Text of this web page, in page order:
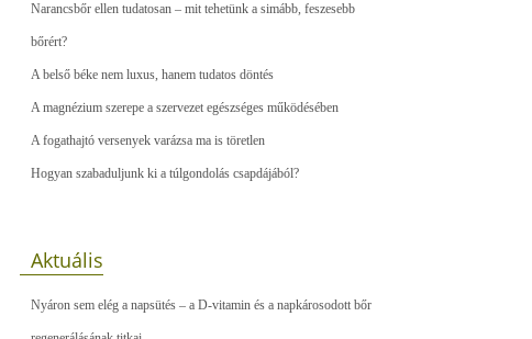
Narancsbőr ellen tudatosan – mit tehetünk a simább, feszesebb
bőrért?
A belső béke nem luxus, hanem tudatos döntés
A magnézium szerepe a szervezet egészséges működésében
A fogathajtó versenyek varázsa ma is töretlen
Hogyan szabaduljunk ki a túlgondolás csapdájából?
Aktuális
Nyáron sem elég a napsütés – a D-vitamin és a napkárosodott bőr